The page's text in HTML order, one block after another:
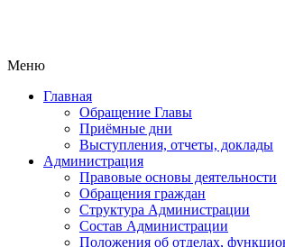
Меню
Главная
Обращение Главы
Приёмные дни
Выступления, отчеты, доклады
Администрация
Правовые основы деятельности
Обращения граждан
Структура Администрации
Состав Администрации
Положения об отделах,